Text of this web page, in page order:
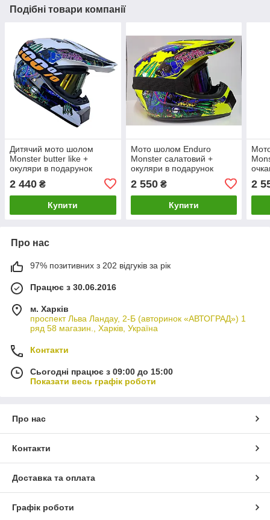
Подібні товари компанії
Дитячий мото шолом
Monster butter like +
окуляри в подарунок
2 440 ₴
Купити
Мото шолом Enduro
Monster салатовий +
окуляри в подарунок
2 550₴
Купити
2
Про нас
97% позитивних з 202 відгуків за рік
Працює з 30.06.2016
м. Харків
проспект Льва Ландау, 2-Б (авторинок «АВТОГРАД») 1
ряд 58 магазин., Харків, Україна
Контакти
Сьогодні працює з 09:00 до 15:00
Показати весь графік роботи
Про нас
Контакти
Доставка та оплата
Графік роботи